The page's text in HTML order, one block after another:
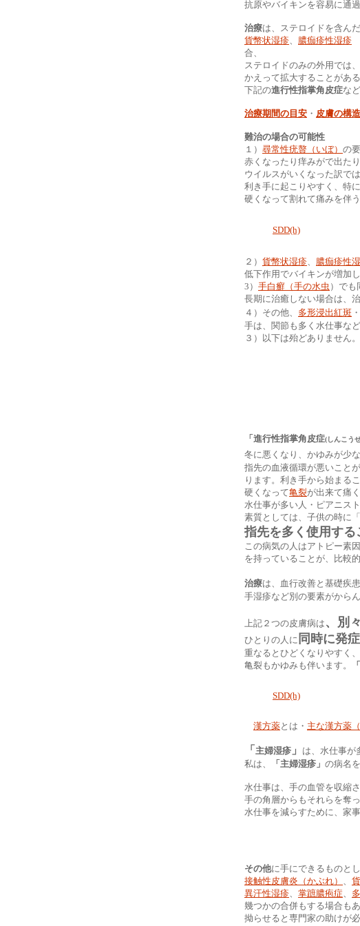
抗原やバイキンを容易に通
治療は、ステロイドを含ん
貨幣状湿疹、 膿痂疹性湿疹
合、
ステロイドのみの外用では
かえって拡大することがあ
下記の進行性指掌角皮症な
治療期間の目安 ・ 皮膚の構造
難治の場合の可能性
１） 尋常性疣贅（いぼ） の
赤くなったり痒みがで出た
ウイルスがいくなった訳で
利き手に起こりやすく、特
硬くなって割れて痛みを伴
SDD(h)
２） 貨幣状湿疹、 膿痂疹性
低下作用でバイキンが増加
3） 手白癬（手の水虫 ）でも
長期に治癒しない場合は、
４）その他、 多形浸出紅斑
手は、関節も多く水仕事な
３）以下は殆どありません
「進行性指掌角皮症(しんこう
冬に悪くなり、かゆみが少な
指先の血液循環が悪いこと
ります。利き手から始まる
硬くなって亀裂が出来て痛
水仕事が多い人・ピアニス
素質としては、子供の時に「
指先を多く使用する
この病気の人はアトピー素
を持っていることが、比較
治療は、血行改善と基礎疾
手湿疹など別の要素がから
上記２つの皮膚病は 、別
ひとりの人に 同時に発症
重なるとひどくなりやすく
亀裂もかゆみも伴います。
SDD(h)
漢方薬とは・ 主な漢方薬
「 主婦湿疹 」
は、水仕事が
私は、
「主婦湿疹」 の病名
水仕事は、手の血管を収縮
手の角層からもそれらを奪
水仕事を減らすために、家
その他に手にできるものと
接触性皮膚炎（かぶれ） 、
異汗性湿疹、 掌蹠膿疱症、
幾つかの合併もする場合も
拗らせると専門家の助けが